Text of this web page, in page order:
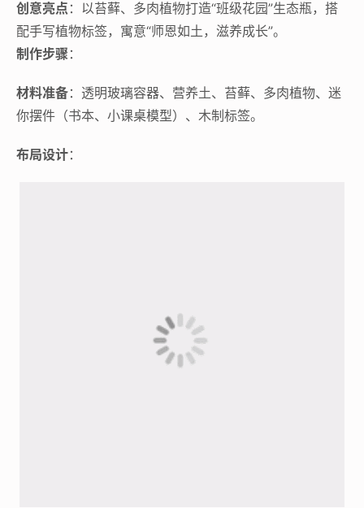
创意亮点：以苔藓、多肉植物打造“班级花园”生态瓶，搭
配手写植物标签，寓意“师恩如土，滋养成长”。
制作步骤 ：
材料准备 ：透明玻璃容器、营养土、苔藓、多肉植物、迷
你摆件（书本、小课桌模型）、木制标签。
布局设计 ：